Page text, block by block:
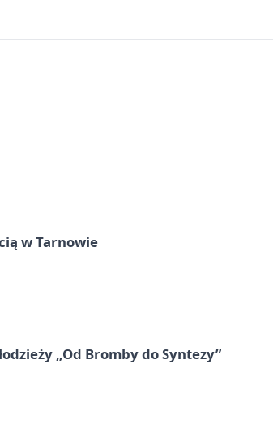
w Tarnowie
„Od Bromby do Syntezy”